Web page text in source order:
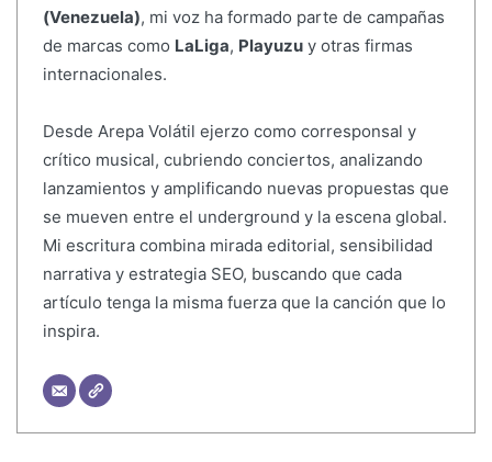
(Venezuela), mi voz ha formado parte de campañas
de marcas como LaLiga, Playuzuy otras firmas
internacionales.
Desde Arepa Volátil ejerzo como corresponsal y
crítico musical, cubriendo conciertos, analizando
lanzamientos y amplificando nuevas propuestas que
se mueven entre el underground y la escena global.
Mi escritura combina mirada editorial, sensibilidad
narrativa y estrategia SEO, buscando que cada
artículo tenga la misma fuerza que la canción que lo
inspira.